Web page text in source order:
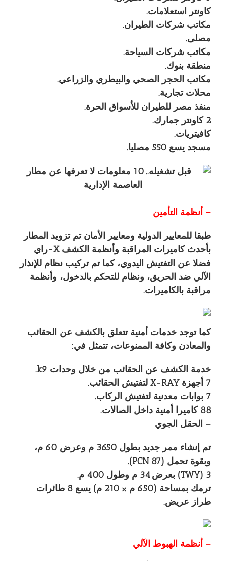
كاونتر استعلامات.
مكاتب شركات الطيران.
مصلى.
مكاتب شركات السياحة.
منطقة بنوك.
مكاتب الحجر الصحي والبيطري والزراعي.
محلات تجارية.
منفذ مصر للطيران للأسواق الحرة.
2 كاونتر جمارك.
كافيتريات.
مسجد يسع 550 مصليا.
– أنظمة التأمين
طبقا للمعايير الدولية ومعايير الأمان تم تزويد المطار
بأحدث كاميرات المراقبة وأنظمة الكشف X-راي
فضلا عن التفتيش اليدوي، كما تم تركيب نظام للإنذار
الآلي ضد الحريق، ونظام للتحكم بالدخول، وأنظمة
مراقبة بالكاميرات.
كما توجد خدمات أمنية تتعلق بالكشف عن الحقائب
والمعادن وكافة الممنوعات، تتمثل في:
خدمة الكشف عن الحقائب من خلال وحدات k9.
7 أجهزة X-RAY لتفتيش الحقائب.
7 بوابات معدنية لتفتيش الركاب.
88 كاميرا أمنية داخل الصالات.
– الحقل الجوي
تم إنشاء ممر جديد بطول 3650 م وعرض 60 م،
وبقوة تحمل (PCN 87).
3 (TWY) بعرض 34 م وطول 400 م.
ترمك بمساحة (650 م × 210 م) يسع 8 طائرات
طراز عريض.
– أنظمة الهبوط الآلي